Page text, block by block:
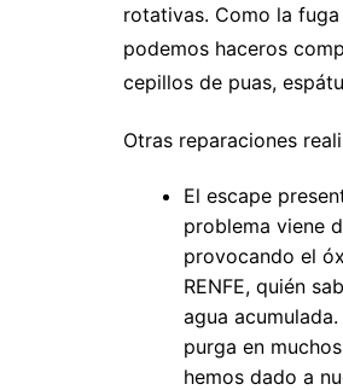
rotativas. Como la
podemos haceros
cepillos de puas,
Otras reparaciones
El escape
problema viene
provocando el
RENFE, quién
agua
purga en
hemos dado a